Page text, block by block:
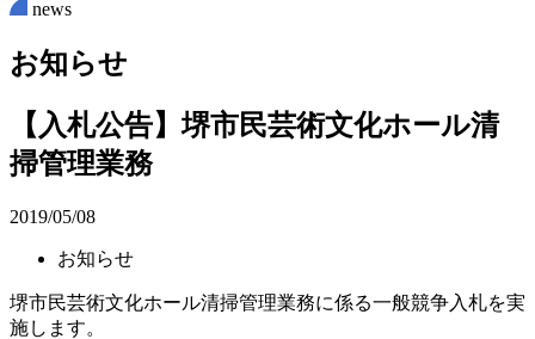
news
お知らせ
【入札公告】堺市民芸術文化ホール清
掃管理業務
2019/05/08
お知らせ
堺市民芸術文化ホール清掃管理業務に係る一般競争入札を実
施します。